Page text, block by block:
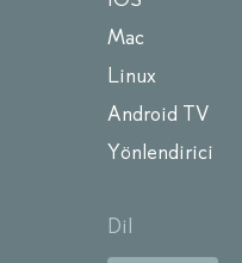
Mac
Linux
Android TV
Yönlendirici
Dil